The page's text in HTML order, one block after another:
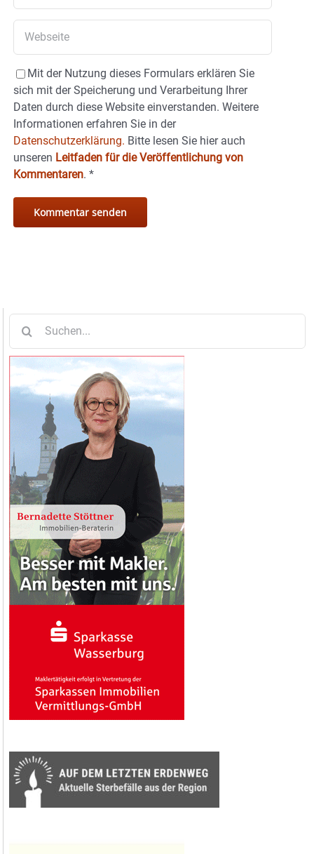
Mit der Nutzung dieses Formulars erklären Sie
sich mit der Speicherung und Verarbeitung Ihrer
Daten durch diese Website einverstanden. Weitere
Informationen erfahren Sie in der
Datenschutzerklärung. Bitte lesen Sie hier auch
unseren Leitfaden für die Veröffentlichung von
Kommentaren. *
nach: